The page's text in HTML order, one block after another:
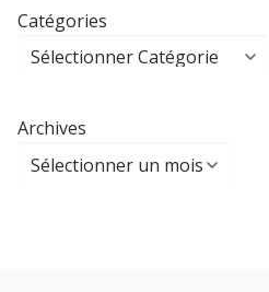
Catégories
Archives